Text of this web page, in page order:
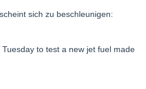
sich zu beschleunigen:
to test a new jet fuel made